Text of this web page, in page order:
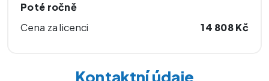
Poté ročně
Cena za licenci
14 808Kč
Kontaktní údaje